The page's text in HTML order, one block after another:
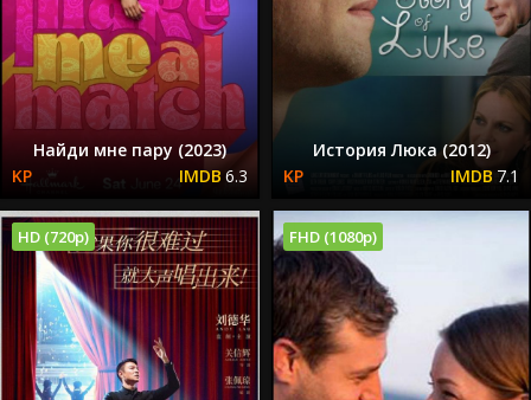
Найди мне пару (2023)
6.3
История Люка (2012)
7.1
HD (720p) FHD (1080p)